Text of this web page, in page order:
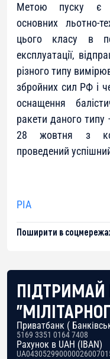
Метою пуску є
основних льотно-
цього класу в
експлуатації,
різного типу
збройних сил РФ і
оснащення
ракети даного
28 жовтня з
проведений
РІА
Поширити в
ПІДТРИМАЙ
Приватбанк (
5169 3351 0164 7408
Рахунок в UAH (IBAN)